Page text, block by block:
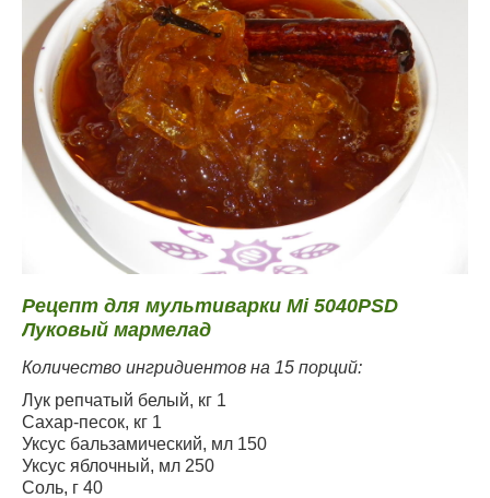
Рецепт для мультиварки Mi 5040PSD
Луковый мармелад
Количество ингридиентов на 15 порций:
Лук репчатый белый, кг 1
Сахар-песок, кг 1
Уксус бальзамический, мл 150
Уксус яблочный, мл 250
Соль, г 40